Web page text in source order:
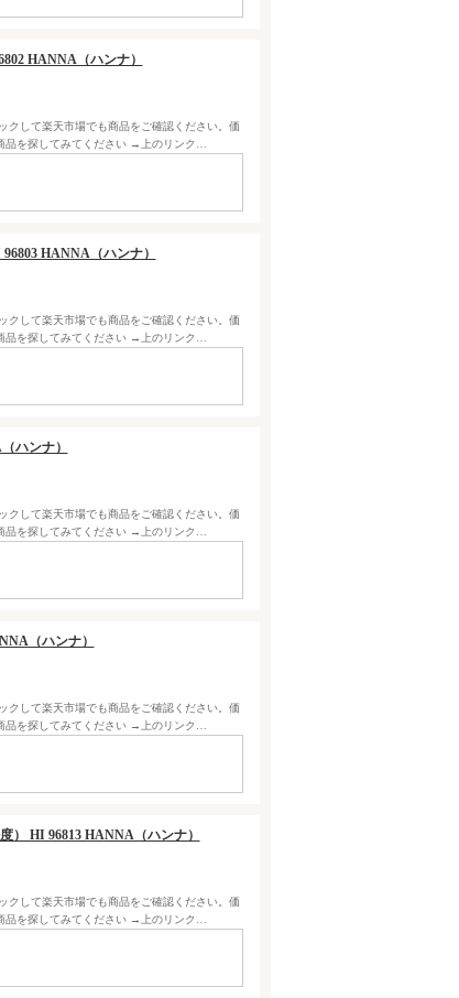
HANNA（ハンナ）
して楽天市場でも商品をご確認ください。価
品を探してみてください →上のリンク…
HANNA（ハンナ）
して楽天市場でも商品をご確認ください。価
品を探してみてください →上のリンク…
ハンナ）
して楽天市場でも商品をご確認ください。価
品を探してみてください →上のリンク…
（ハンナ）
して楽天市場でも商品をご確認ください。価
品を探してみてください →上のリンク…
） HI 96813 HANNA（ハンナ）
して楽天市場でも商品をご確認ください。価
品を探してみてください →上のリンク…